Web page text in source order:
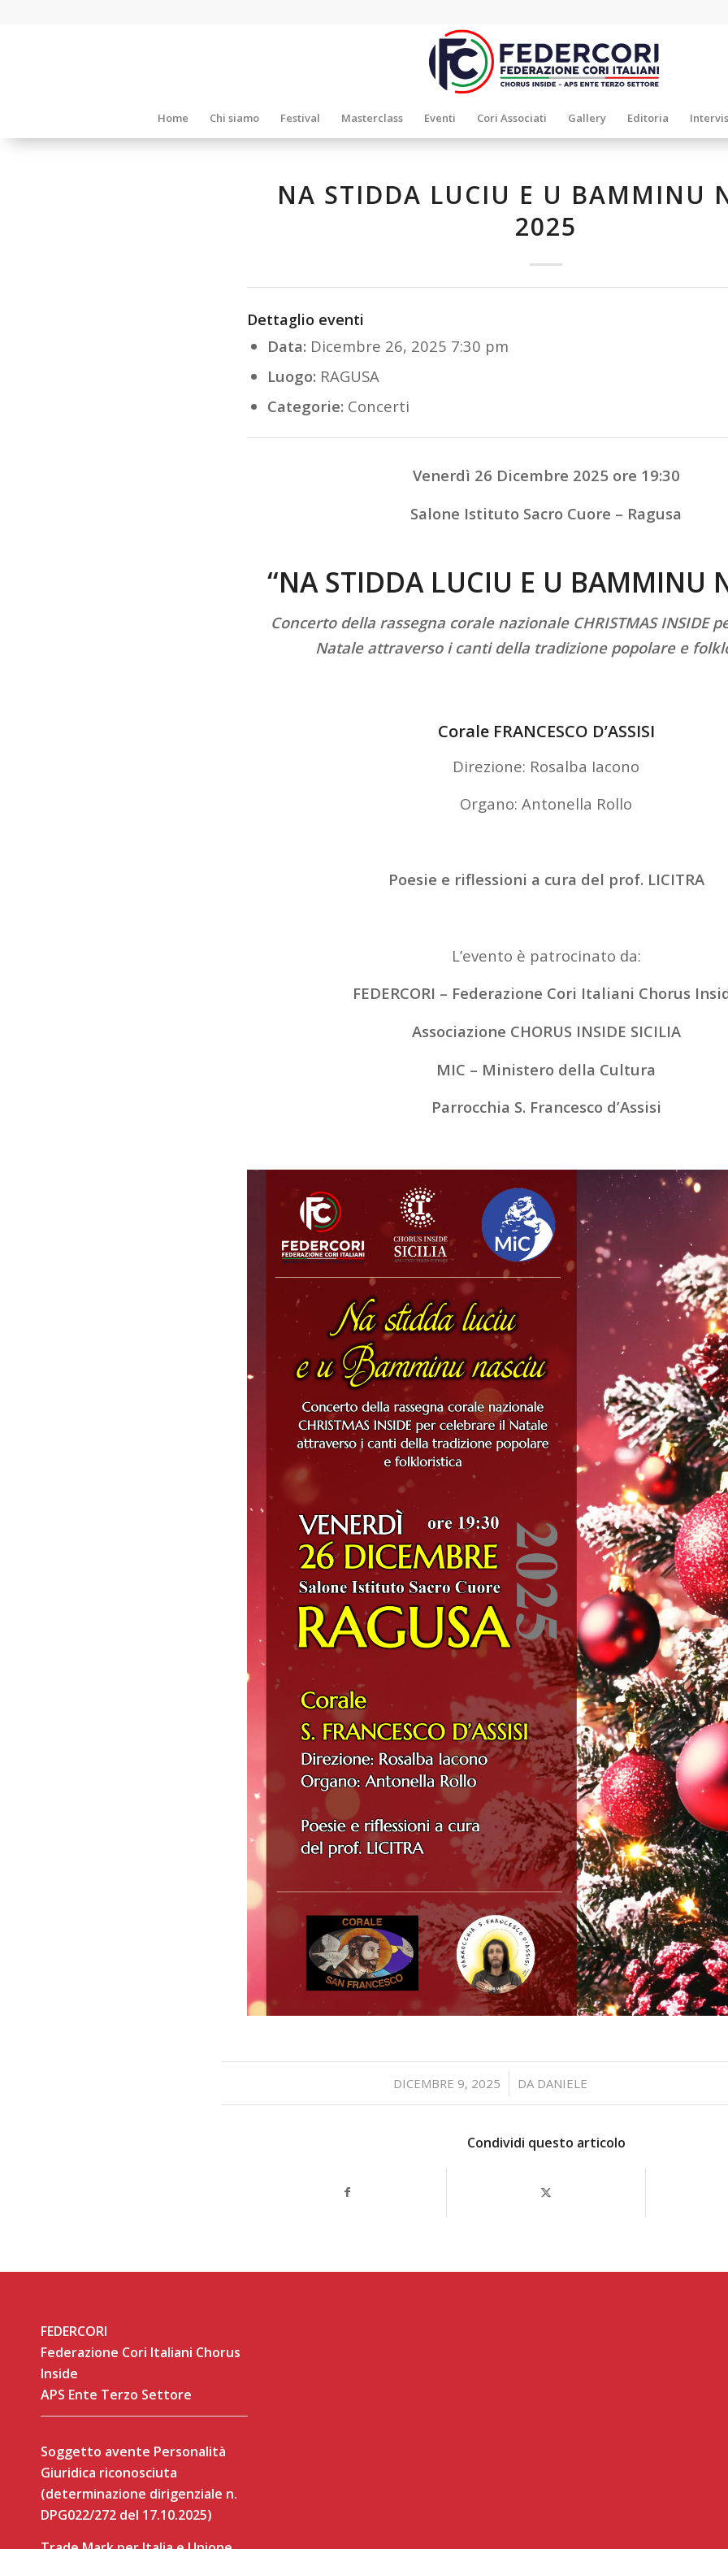
Home Chi siamo Festival Masterclass Eventi Cori Associati Gallery Editoria
NA STIDDA LUCIU E U BAMMINU
2025
Dettaglio eventi
Data: Dicembre 26, 2025 7:30 pm
Luogo: RAGUSA
Categorie: Concerti
Venerdì 26 Dicembre 2025 ore 19:30
Salone Istituto Sacro Cuore – Ragusa
“NA STIDDA LUCIU E U BAMMINU
Concerto della rassegna corale nazionale CHRISTMAS INSIDE
Natale attraverso i canti della tradizione popolare e
Corale FRANCESCO D’ASSISI
Direzione: Rosalba Iacono
Organo: Antonella Rollo
Poesie e riflessioni a cura del prof. LICITRA
L’evento è patrocinato da:
FEDERCORI – Federazione Cori Italiani Chorus
Associazione CHORUS INSIDE SICILIA
MIC – Ministero della Cultura
Parrocchia S. Francesco d’Assisi
DICEMBRE 9, 2025
/ DA DANIELE
Condividi questo articolo
FEDERCORI
Federazione Cori Italiani Chorus
Inside
APS Ente Terzo Settore
Soggetto avente Personalità
Giuridica riconosciuta
(determinazione dirigenziale n.
DPG022/272 del 17.10.2025)